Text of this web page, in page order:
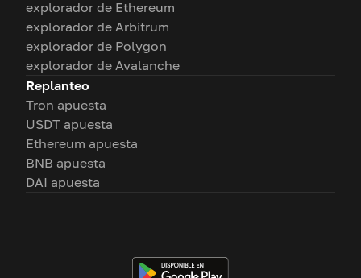
explorador de Ethereum
explorador de Arbitrum
explorador de Polygon
explorador de Avalanche
Replanteo
Tron apuesta
USDT apuesta
Ethereum apuesta
BNB apuesta
DAI apuesta